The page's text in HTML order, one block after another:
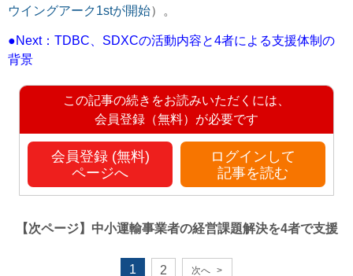
ウイングアーク1stが開始）。
●Next：TDBC、SDXCの活動内容と4者による支援体制の
背景
この記事の続きをお読みいただくには、
会員登録（無料）が必要です
会員登録 (無料)
ページへ
ログインして
記事を読む
【次ページ】 中小運輸事業者の経営課題解決を4者で支援
1 2 次へ >